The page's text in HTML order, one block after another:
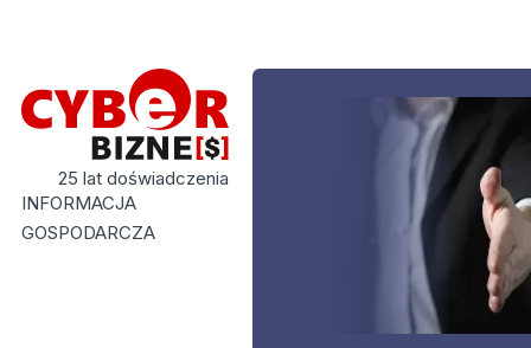
25 lat doświadczenia
INFORMACJA
GOSPODARCZA